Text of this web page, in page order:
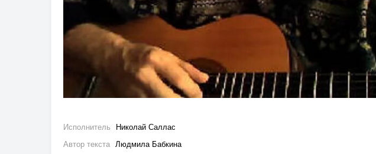
Исполнитель Николай Саллас
Автор текста Людмила Бабкина